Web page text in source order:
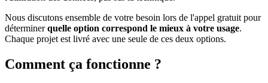
Nous discutons ensemble de votre besoin lors de l'appel gratuit pour
déterminerquelle option correspond le mieux à votre usage.
Chaque projet est livré avec une seule de ces deux options.
Comment ça fonctionne ?